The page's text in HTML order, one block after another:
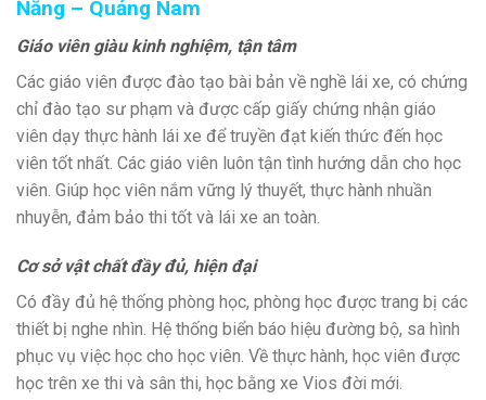
Nẵng – Quảng Nam
Giáo viên giàu kinh nghiệm, tận tâm
Các giáo viên được đào tạo bài bản về nghề lái xe, có chứng
chỉ đào tạo sư phạm và được cấp giấy chứng nhận giáo
viên dạy thực hành lái xe để truyền đạt kiến thức đến học
viên tốt nhất. Các giáo viên luôn tận tình hướng dẫn cho học
viên. Giúp học viên nắm vững lý thuyết, thực hành nhuần
nhuyễn, đảm bảo thi tốt và lái xe an toàn.
Cơ sở vật chất đầy đủ, hiện đại
Có đầy đủ hệ thống phòng học, phòng học được trang bị các
thiết bị nghe nhìn. Hệ thống biển báo hiệu đường bộ, sa hình
phục vụ việc học cho học viên. Về thực hành, học viên được
học trên xe thi và sân thi, học bằng xe Vios đời mới.